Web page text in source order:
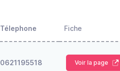
Télephone Fiche
0621195518 Voir la page